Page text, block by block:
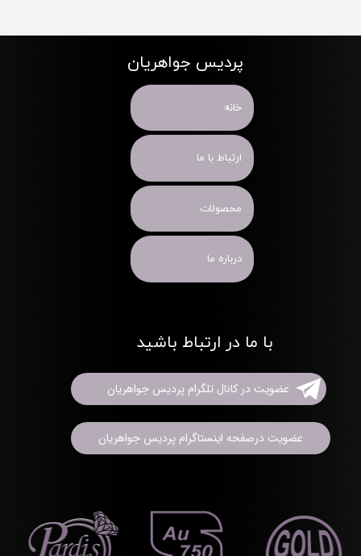
پردیس جواهریان
خانه
ارتباط با ما
محصولات
درباره ما
با ما در ارتباط باشید
عضویت در کانال تلگرام پردیس جواهریان
عضویت درصفحه اینستاگرام پردیس جواهریان